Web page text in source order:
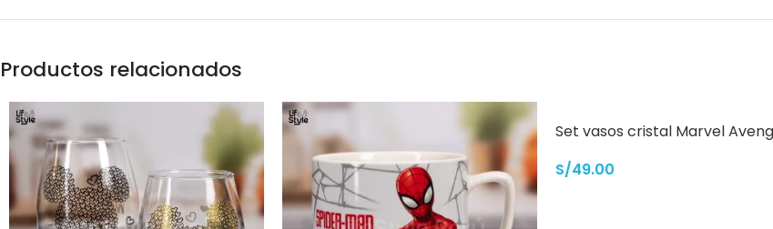
Productos relacionados
Set vasos cristal Marvel
S/49.00